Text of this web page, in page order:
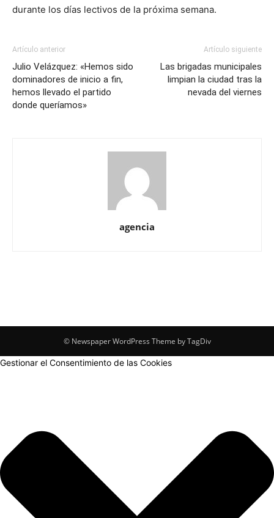
durante los días lectivos de la próxima semana.
Artículo anterior
Julio Velázquez: «Hemos sido
dominadores de inicio a fin,
hemos llevado el partido
donde queríamos»
Artículo siguiente
Las brigadas municipales
limpian la ciudad tras la
nevada del viernes
agencia
© Newspaper WordPress Theme by TagDiv
Gestionar el Consentimiento de las Cookies